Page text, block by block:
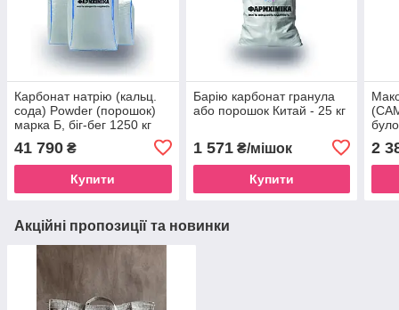
Карбонат натрію (кальц.
сода) Powder (порошок)
марка Б, біг-бег 1250 кг
41 790 ₴
Купити
Барію карбонат гранула
або порошок Китай - 25 кг
1 571₴/мішок
Купити
2
Акційні пропозиції та новинки